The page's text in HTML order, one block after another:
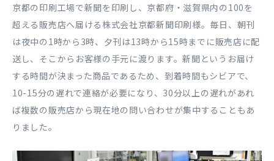
京都の印刷工場で新聞を印刷し、京都府・滋賀県内の100を
超える販売店へ届ける株式会社京都新聞印刷様。毎日、朝刊
は夜中の1時から3時、夕刊は13時から15時までに販売店に配
送し、そこからお客様の手元に渡ります。新聞というお届け
する時間が決まった商品であるため、到着時間もシビアで、
10-15分の遅れで連絡が必要になり、30分以上の遅れがあれ
ば複数の販売店から現在地の問い合わせが集中することもあ
りました。